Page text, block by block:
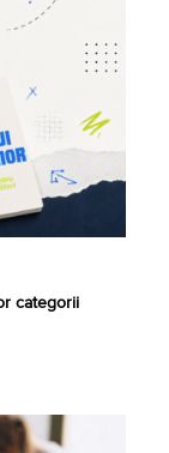
categorii